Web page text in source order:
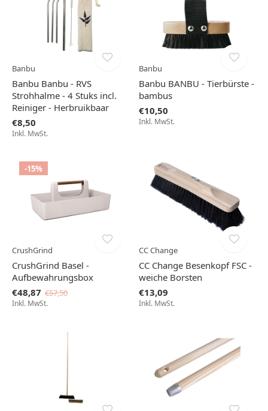
Banbu
Banbu Banbu - RVS
Strohhalme - 4 Stuks incl.
Reiniger - Herbruikbaar
€8,50
Inkl. MwSt.
Banbu
Banbu BANBU - Tierbürste -
bambus
€10,50
Inkl. MwSt.
-15%
CrushGrind
CrushGrind Basel -
Aufbewahrungsbox
€48,87 €57,50
Inkl. MwSt.
CC Change
CC Change Besenkopf FSC -
weiche Borsten
€13,09
Inkl. MwSt.